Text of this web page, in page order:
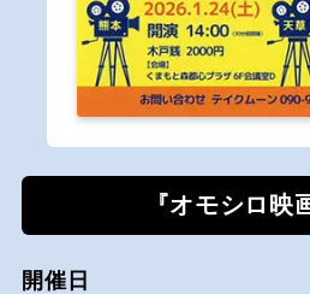
『オモシロ映
開催日